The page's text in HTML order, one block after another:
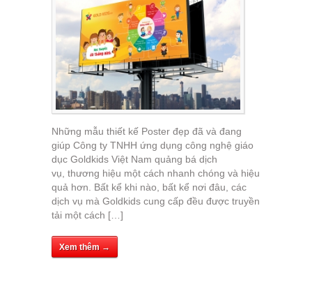
Những mẫu thiết kế Poster đẹp đã và đang
giúp Công ty TNHH ứng dụng công nghệ giáo
dục Goldkids Việt Nam quảng bá dịch
vụ, thương hiệu một cách nhanh chóng và hiệu
quả hơn. Bất kể khi nào, bất kể nơi đâu, các
dịch vụ mà Goldkids cung cấp đều được truyền
tải một cách […]
Xem thêm →